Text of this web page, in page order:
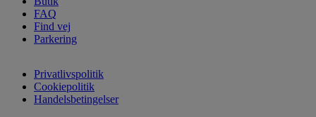
FAQ
Find vej
Parkering
Privatlivspolitik
Cookiepolitik
Handelsbetingelser